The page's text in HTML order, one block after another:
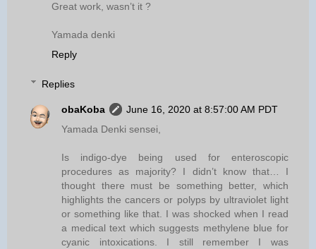
Great work, wasn’t it ?
Yamada denki
Reply
Replies
obaKoba
June 16, 2020 at 8:57:00 AM PDT
Yamada Denki sensei,
Is indigo-dye being used for enteroscopic
procedures as majority? I didn’t know that… I
thought there must be something better, which
highlights the cancers or polyps by ultraviolet light
or something like that. I was shocked when I read
a medical text which suggests methylene blue for
cyanic intoxications. I still remember I was